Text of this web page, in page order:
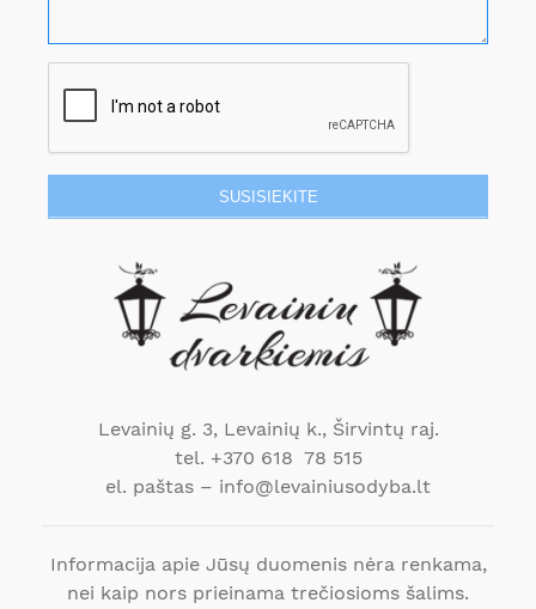
SUSISIEKITE
Levainių g. 3, Levainių k., Širvintų raj.
tel. +370 618 78 515
el. paštas – info@levainiusodyba.lt
Informacija apie Jūsų duomenis nėra renkama,
nei kaip nors prieinama trečiosioms šalims.